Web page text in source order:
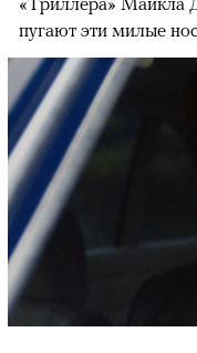
пугают эти милые